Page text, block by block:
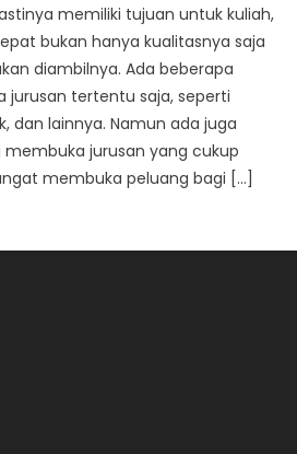
memiliki tujuan untuk kuliah,
bukan hanya kualitasnya saja
diambilnya. Ada beberapa
jurusan tertentu saja, seperti
dan lainnya. Namun ada juga
jurusan yang cukup
membuka peluang bagi […]